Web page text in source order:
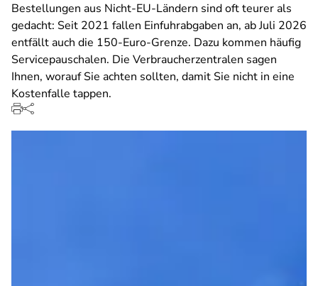
Bestellungen aus Nicht-EU-Ländern sind oft teurer als
gedacht: Seit 2021 fallen Einfuhrabgaben an, ab Juli 2026
entfällt auch die 150-Euro-Grenze. Dazu kommen häufig
Servicepauschalen. Die Verbraucherzentralen sagen
Ihnen, worauf Sie achten sollten, damit Sie nicht in eine
Kostenfalle tappen.